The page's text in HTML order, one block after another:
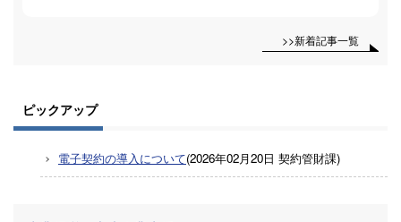
>>新着記事一覧
ピックアップ
電子契約の導入について(2026年02月20日 契約管財課)